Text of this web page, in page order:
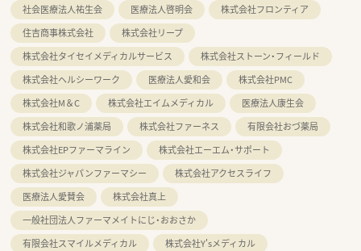
社会医療法人祐生会
医療法人啓明会
株式会社フロンティア
住吉商事株式会社
株式会社リープ
株式会社タイセイメディカルサービス
株式会社ストーン・フィールド
株式会社ヘルシーワーク
医療法人愛和会
株式会社PMC
株式会社M＆C
株式会社エイムメディカル
医療法人康生会
株式会社和歌ノ浦薬局
株式会社ファーネス
有限会社おづ薬局
株式会社EPファーマライン
株式会社エーエム・サポート
株式会社ジャパンファーマシー
株式会社アクセスライフ
医療法人愛賛会
株式会社真上
一般社団法人ファーマメイトにじ・おおさか
有限会社スマイルメディカル
株式会社Y'sメディカル